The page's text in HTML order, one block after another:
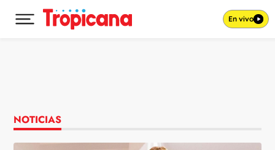
Desplegar menú principal En vivo
NOTICIAS